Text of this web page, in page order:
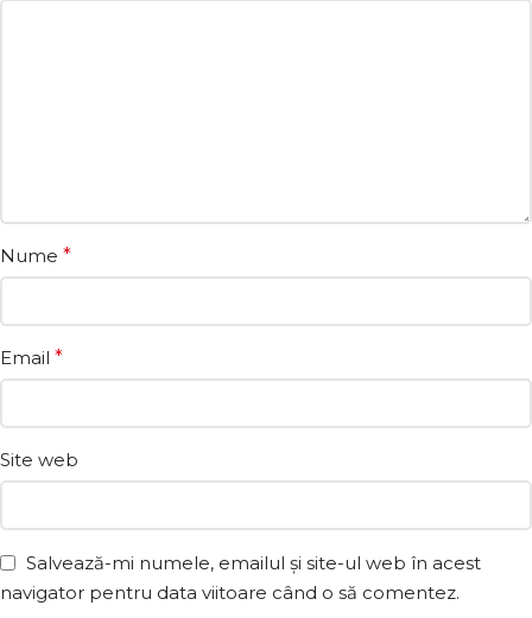
Nume *
Email *
Site web
Salvează-mi numele, emailul și site-ul web în acest
navigator pentru data viitoare când o să comentez.